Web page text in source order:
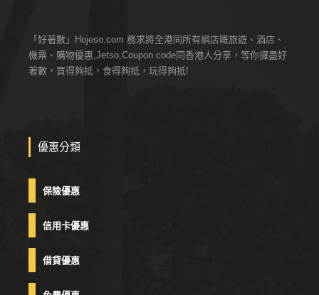
「好著數」Hojeso.com 務求將全港同所有網店嘅旅遊、酒店、
機票、購物優惠,Jetso,Coupon code同香港人分享，等你攞盡好
著數，買得夠抵，食得夠抵，玩得夠抵!
優惠分類
保險優惠
信用卡優惠
借貸優惠